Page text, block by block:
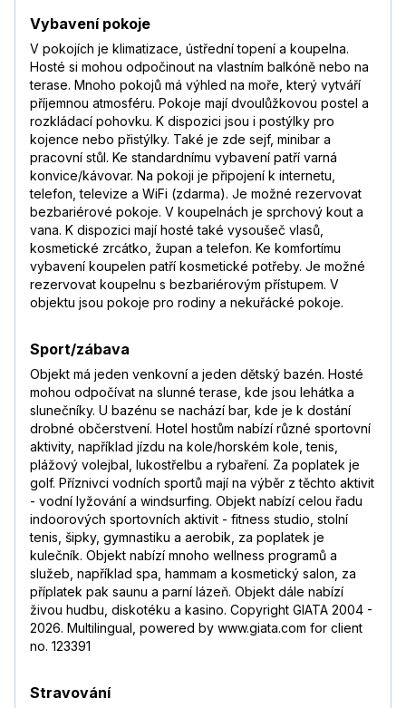
Vybavení pokoje
V pokojích je klimatizace, ústřední topení a koupelna.
Hosté si mohou odpočinout na vlastním balkóně nebo na
terase. Mnoho pokojů má výhled na moře, který vytváří
příjemnou atmosféru. Pokoje mají dvoulůžkovou postel a
rozkládací pohovku. K dispozici jsou i postýlky pro
kojence nebo přistýlky. Také je zde sejf, minibar a
pracovní stůl. Ke standardnímu vybavení patří varná
konvice/kávovar. Na pokoji je připojení k internetu,
telefon, televize a WiFi (zdarma). Je možné rezervovat
bezbariérové pokoje. V koupelnách je sprchový kout a
vana. K dispozici mají hosté také vysoušeč vlasů,
kosmetické zrcátko, župan a telefon. Ke komfortímu
vybavení koupelen patří kosmetické potřeby. Je možné
rezervovat koupelnu s bezbariérovým přístupem. V
objektu jsou pokoje pro rodiny a nekuřácké pokoje.
Sport/zábava
Objekt má jeden venkovní a jeden dětský bazén. Hosté
mohou odpočívat na slunné terase, kde jsou lehátka a
slunečníky. U bazénu se nachází bar, kde je k dostání
drobné občerstvení. Hotel hostům nabízí různé sportovní
aktivity, například jízdu na kole/horském kole, tenis,
plážový volejbal, lukostřelbu a rybaření. Za poplatek je
golf. Příznivci vodních sportů mají na výběr z těchto aktivit
- vodní lyžování a windsurfing. Objekt nabízí celou řadu
indoorových sportovních aktivit - fitness studio, stolní
tenis, šipky, gymnastiku a aerobik, za poplatek je
kulečník. Objekt nabízí mnoho wellness programů a
služeb, například spa, hammam a kosmetický salon, za
příplatek pak saunu a parní lázeň. Objekt dále nabízí
živou hudbu, diskotéku a kasino. Copyright GIATA 2004 -
2026. Multilingual, powered by www.giata.com for client
no. 123391
Stravování